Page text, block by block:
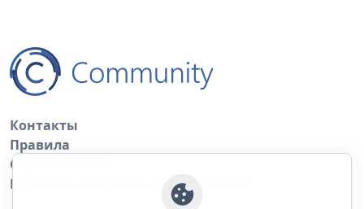
Контакты
Правила
Обратная связь
Правила копирования материалов